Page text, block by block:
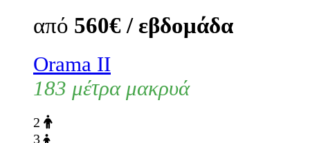
από 560€ / εβδομάδα
Orama II
183 μέτρα μακρυά
2
3